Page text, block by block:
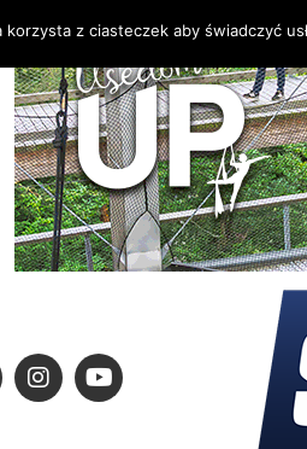
korzysta z ciasteczek aby świadczyć